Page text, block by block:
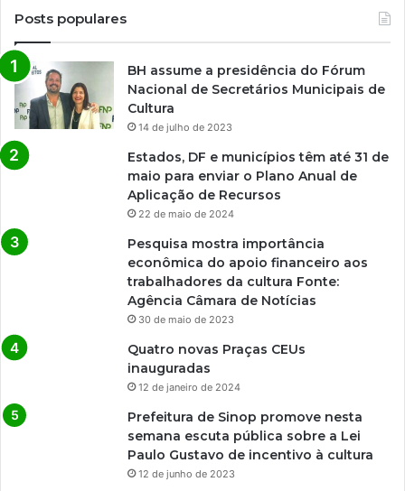
Posts populares
BH assume a presidência do Fórum
Nacional de Secretários Municipais de
Cultura
14 de julho de 2023
Estados, DF e municípios têm até 31 de
maio para enviar o Plano Anual de
Aplicação de Recursos
22 de maio de 2024
Pesquisa mostra importância
econômica do apoio financeiro aos
trabalhadores da cultura Fonte:
Agência Câmara de Notícias
30 de maio de 2023
Quatro novas Praças CEUs
inauguradas
12 de janeiro de 2024
Prefeitura de Sinop promove nesta
semana escuta pública sobre a Lei
Paulo Gustavo de incentivo à cultura
12 de junho de 2023